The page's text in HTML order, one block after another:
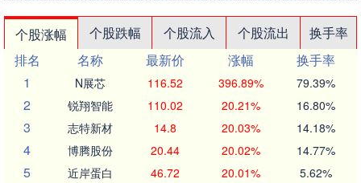
个股涨幅 个股跌幅 个股流入 个股流出
换手率
排名
名称 最新价 涨幅
换手率
1
N展芯 116.52 396.89% 79.39%
2 锐翔智能 110.02 20.21% 16.80%
3 志特新材 14.8 20.03% 14.18%
4 博腾股份 20.44 20.02% 14.77%
5 近岸蛋白 46.72 20.01% 5.62%